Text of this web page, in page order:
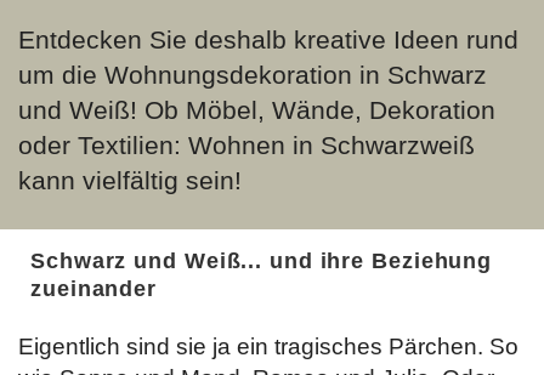
Entdecken Sie deshalb kreative Ideen rund
um die Wohnungsdekoration in Schwarz
und Weiß! Ob Möbel, Wände, Dekoration
oder Textilien: Wohnen in Schwarzweiß
kann vielfältig sein!
Schwarz und Weiß... und ihre Beziehung
zueinander
Eigentlich sind sie ja ein tragisches Pärchen. So